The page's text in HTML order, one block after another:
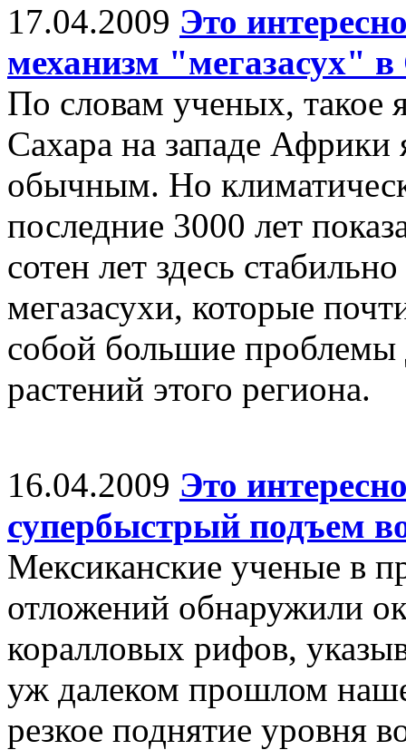
17.04.2009 Это
механизм "мегазасух" в
По словам ученых, такое
Сахара на западе Африки
обычным. Но
последние 3000 лет
сотен лет здесь
мегазасухи, которые
собой большие
растений этого региона.
16.04.2009 Это
супербыстрый подъем
Мексиканские ученые в
отложений обнаружили
коралловых рифов,
уж далеком прошлом
резкое поднятие уровня